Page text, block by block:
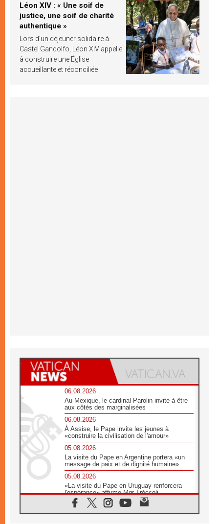
Léon XIV : « Une soif de
justice, une soif de charité
authentique »
Lors d’un déjeuner solidaire à
Castel Gandolfo, Léon XIV appelle
à construire une Église
accueillante et réconciliée
06.08.2026
Au Mexique, le cardinal Parolin invite à être
aux côtés des marginalisées
06.08.2026
À Assise, le Pape invite les jeunes à
«construire la civilisation de l'amour»
05.08.2026
La visite du Pape en Argentine portera «un
message de paix et de dignité humaine»
05.08.2026
«La visite du Pape en Uruguay renforcera
l'espérance» affirme Mgr Tróccoli
05.08.2026
Le nonce en Ukraine: «Il est inquiétant